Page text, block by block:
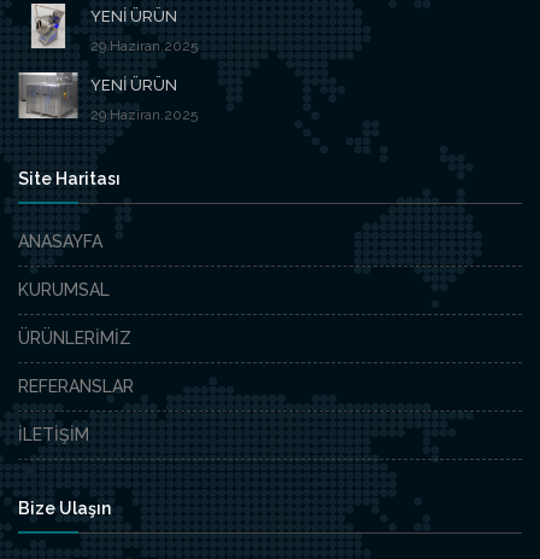
YENİ ÜRÜN
29.Haziran.2025
YENİ ÜRÜN
29.Haziran.2025
Site Haritası
ANASAYFA
KURUMSAL
ÜRÜNLERİMİZ
REFERANSLAR
İLETİŞİM
Bize Ulaşın